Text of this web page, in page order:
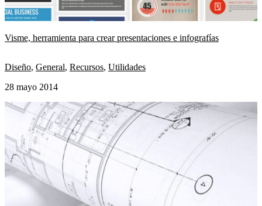
Visme, herramienta para crear presentaciones e infografías
Diseño, General, Recursos, Utilidades
28 mayo 2014